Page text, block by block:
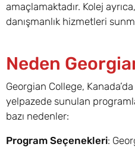
amaçlamaktadır. Kolej
danışmanlık hizmetleri
Neden
Georgian College,
yelpazede sunulan
bazı nedenler:
Program Seçenekleri: